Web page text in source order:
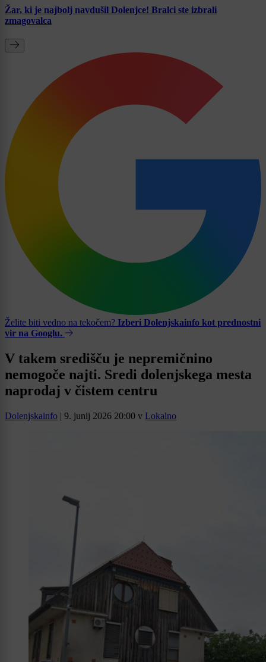
Žar, ki je najbolj navdušil Dolenjce! Bralci ste izbrali
zmagovalca
Želite biti vedno na tekočem? Izberi Dolenjskainfo kot prednostni
vir na Googlu.
V takem središču je nepremičnino
nemogoče najti. Sredi dolenjskega mesta
naprodaj v čistem centru
Dolenjskainfo | 9. junij 2026 20:00 v Lokalno